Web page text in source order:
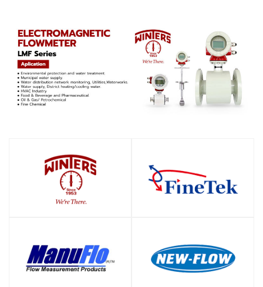
SHOP SHOP
SHOP SHOP